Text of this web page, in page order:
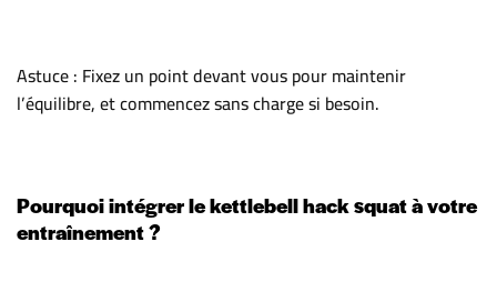
Astuce : Fixez un point devant vous pour maintenir
l’équilibre, et commencez sans charge si besoin.
Pourquoi intégrer le kettlebell hack squat à votre
entraînement ?